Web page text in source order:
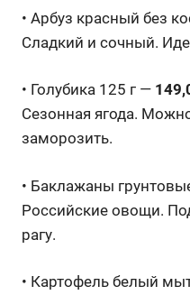
• Арбуз красный без
Сладкий и сочный.
• Голубика 125 г —
Сезонная ягода.
заморозить.
• Баклажаны
Российские овощи.
рагу.
• Картофель белый